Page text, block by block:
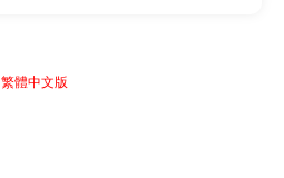
繁體中文版